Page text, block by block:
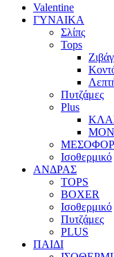
Valentine
ΓΥΝΑΙΚΑ
Σλίπς
Tops
Πυτζάμες
Plus
Ισοθερμικό
ΑΝΔΡΑΣ
TOPS
BOXER
Ισοθερμικό
Πυτζάμες
PLUS
ΠΑΙΔΙ